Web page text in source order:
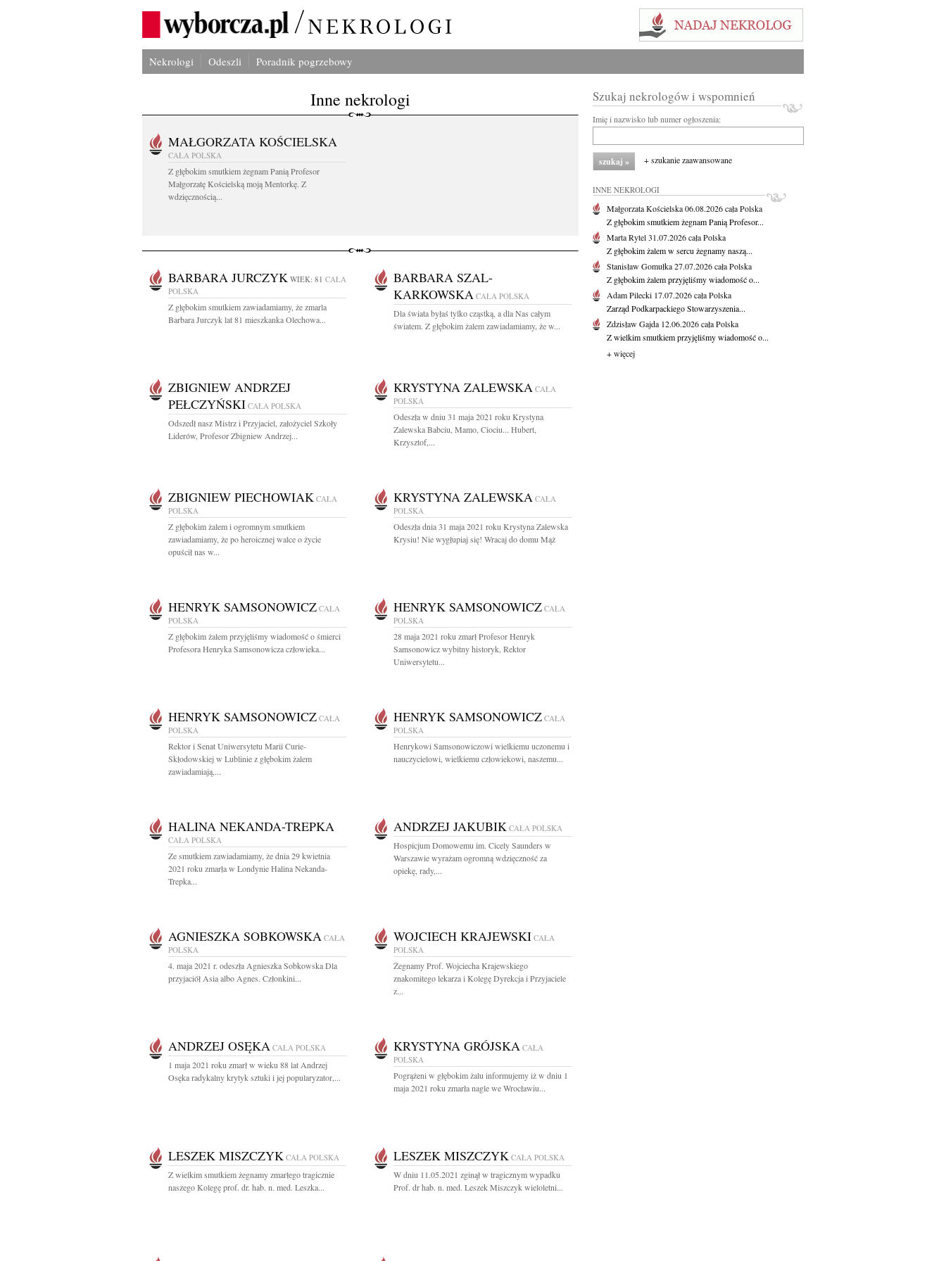
Nekrologi Odeszli Poradnik pogrzebowy
Inne nekrologi
MAŁGORZATA KOŚCIELSKA
CAŁA POLSKA
Z głębokim smutkiem żegnam Panią Profesor
Małgorzatę Kościelską moją Mentorkę. Z
wdzięcznością...
BARBARA JURCZYK WIEK: 81 CAŁA
POLSKA
Z głębokim smutkiem zawiadamiamy, że zmarla
Barbara Jurczyk lat 81 mieszkanka Olechowa...
BARBARA SZAL-
KARKOWSKA CAŁA POLSKA
Dla świata byłaś tylko cząstką, a dla Nas całym
światem. Z głębokim żalem zawiadamiamy, że w...
ZBIGNIEW ANDRZEJ
PEŁCZYŃSKI CAŁA POLSKA
Odszedł nasz Mistrz i Przyjaciel, założyciel Szkoły
Liderów, Profesor Zbigniew Andrzej...
KRYSTYNA ZALEWSKA CAŁA
POLSKA
Odeszła w dniu 31 maja 2021 roku Krystyna
Zalewska Babciu, Mamo, Ciociu... Hubert,
Krzysztof,...
ZBIGNIEW PIECHOWIAK CAŁA
POLSKA
Z głębokim żalem i ogromnym smutkiem
zawiadamiamy, że po heroicznej walce o życie
opuścił nas w...
KRYSTYNA ZALEWSKA CAŁA
POLSKA
Odeszła dnia 31 maja 2021 roku Krystyna Zalewska
Krysiu! Nie wygłupiaj się! Wracaj do domu Mąż
HENRYK SAMSONOWICZ CAŁA
POLSKA
Z głębokim żalem przyjęliśmy wiadomość o śmierci
Profesora Henryka Samsonowicza człowieka...
HENRYK SAMSONOWICZ CAŁA
POLSKA
28 maja 2021 roku zmarł Profesor Henryk
Samsonowicz wybitny historyk, Rektor
Uniwersytetu...
HENRYK SAMSONOWICZ CAŁA
POLSKA
Rektor i Senat Uniwersytetu Marii Curie-
Skłodowskiej w Lublinie z głębokim żalem
zawiadamiają,...
HENRYK SAMSONOWICZ CAŁA
POLSKA
Henrykowi Samsonowiczowi wielkiemu uczonemu i
nauczycielowi, wielkiemu człowiekowi, naszemu...
HALINA NEKANDA-TREPKA
CAŁA POLSKA
Ze smutkiem zawiadamiamy, że dnia 29 kwietnia
2021 roku zmarła w Londynie Halina Nekanda-
Trepka...
ANDRZEJ JAKUBIK CAŁA POLSKA
Hospicjum Domowemu im. Cicely Saunders w
Warszawie wyrażam ogromną wdzięczność za
opiekę, rady,...
AGNIESZKA SOBKOWSKA CAŁA
POLSKA
4. maja 2021 r. odeszła Agnieszka Sobkowska Dla
przyjaciół Asia albo Agnes. Członkini...
WOJCIECH KRAJEWSKI CAŁA
POLSKA
Żegnamy Prof. Wojciecha Krajewskiego
znakomitego lekarza i Kolegę Dyrekcja i Przyjaciele
z...
ANDRZEJ OSĘKA CAŁA POLSKA
1 maja 2021 roku zmarł w wieku 88 lat Andrzej
Osęka radykalny krytyk sztuki i jej popularyzator,...
KRYSTYNA GRÓJSKA CAŁA
POLSKA
Pogrążeni w głębokim żalu informujemy iż w dniu 1
maja 2021 roku zmarła nagle we Wrocławiu...
LESZEK MISZCZYK CAŁA POLSKA
Z wielkim smutkiem żegnamy zmarłego tragicznie
naszego Kolegę prof. dr. hab. n. med. Leszka...
LESZEK MISZCZYK CAŁA POLSKA
W dniu 11.05.2021 zginął w tragicznym wypadku
Prof. dr hab. n. med. Leszek Miszczyk wieloletni...
Szukaj nekrologów i wspomnień
Imię i nazwisko lub numer ogłoszenia:
+ szukanie zaawansowane
INNE NEKROLOGI
Małgorzata Kościelska06.08.2026cała Polska
Z głębokim smutkiem żegnam Panią Profesor...
Marta Rytel31.07.2026cała Polska
Z głębokim żalem w sercu żegnamy naszą...
Stanisław Gomułka27.07.2026cała Polska
Z głębokim żalem przyjęliśmy wiadomość o...
Adam Pilecki 17.07.2026cała Polska
Zarząd Podkarpackiego Stowarzyszenia...
Zdzisław Gajda 12.06.2026cała Polska
Z wielkim smutkiem przyjęliśmy wiadomość o...
+ więcej